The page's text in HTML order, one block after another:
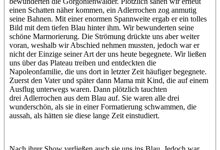
einen Schatten näher kommen, ein Adlerrochen zog anmutig
seine Bahnen. Mit einer enormen Spannweite ergab er ein tolles
Bild mit dem tiefen Blau hinter ihm. Wir bewunderten seine
schöne Marmorierung. Die Strömung drückte uns aber weiter
voran, weshalb wir Abschied nehmen mussten, jedoch war er
nicht der Einzige seiner Art der uns heute begegnete. Wir ließen
uns über das Plateau treiben und entdeckten die
Napoleonfamilie, die uns dort in letzter Zeit häufiger begegnete.
Zuerst den Vater und später dann Mama mit Kind, die auf einem
Ausflug unterwegs waren. Dann plötzlich tauchten
drei Adlerrochen aus dem Blau auf. Sie waren alle drei
wunderschön, als sie in einer Formatierung schwammen, die
aussah, als hätten sie diese lange Zeit einstudiert.